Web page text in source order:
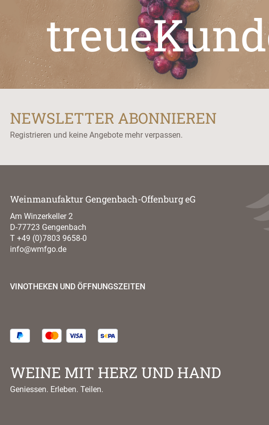
NEWSLETTER ABONNIEREN
Registrieren und keine Angebote mehr verpassen.
Weinmanufaktur Gengenbach-Offenburg eG
Am Winzerkeller 2
D-77723 Gengenbach
T +49 (0)7803 9658-0
info@wmfgo.de
VINOTHEKEN UND ÖFFNUNGSZEITEN
WEINE MIT HERZ UND HAND
Geniessen. Erleben. Teilen.